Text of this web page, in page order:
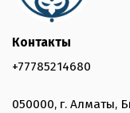
Контакты
+77785214680
050000, г. Алматы,